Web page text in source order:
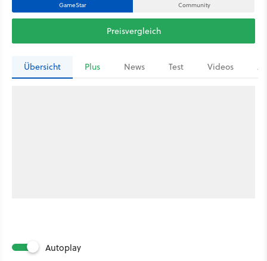
GameStar Community
Preisvergleich
Übersicht Plus News Test Videos
Autoplay